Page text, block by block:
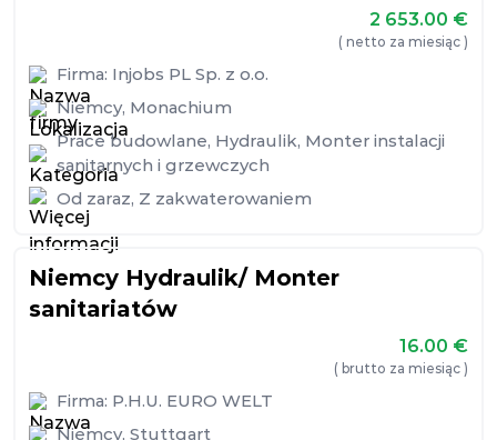
2 653.00 €
( netto za miesiąc )
Firma: Injobs PL Sp. z o.o.
Niemcy, Monachium
Prace budowlane, Hydraulik, Monter instalacji
sanitarnych i grzewczych
Od zaraz, Z zakwaterowaniem
Niemcy Hydraulik/ Monter
sanitariatów
16.00 €
( brutto za miesiąc )
Firma: P.H.U. EURO WELT
Niemcy, Stuttgart